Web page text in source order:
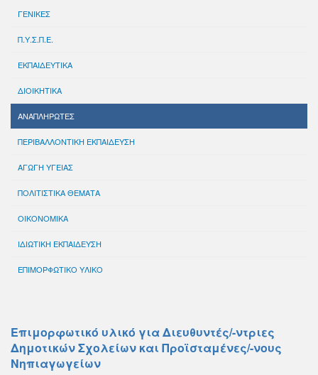
ΓΕΝΙΚΕΣ
Π.Υ.Σ.Π.Ε.
ΕΚΠΑΙΔΕΥΤΙΚΑ
ΔΙΟΙΚΗΤΙΚΑ
ΑΝΑΠΛΗΡΩΤΕΣ
ΠΕΡΙΒΑΛΛΟΝΤΙΚΗ ΕΚΠΑΙΔΕΥΣΗ
ΑΓΩΓΗ ΥΓΕΙΑΣ
ΠΟΛΙΤΙΣΤΙΚΑ ΘΕΜΑΤΑ
ΟΙΚΟΝΟΜΙΚΑ
ΙΔΙΩΤΙΚΗ ΕΚΠΑΙΔΕΥΣΗ
ΕΠΙΜΟΡΦΩΤΙΚΟ ΥΛΙΚΟ
Επιμορφωτικό υλικό για Διευθυντές/-ντριες
Δημοτικών Σχολείων και Προϊσταμένες/-νους
Νηπιαγωγείων